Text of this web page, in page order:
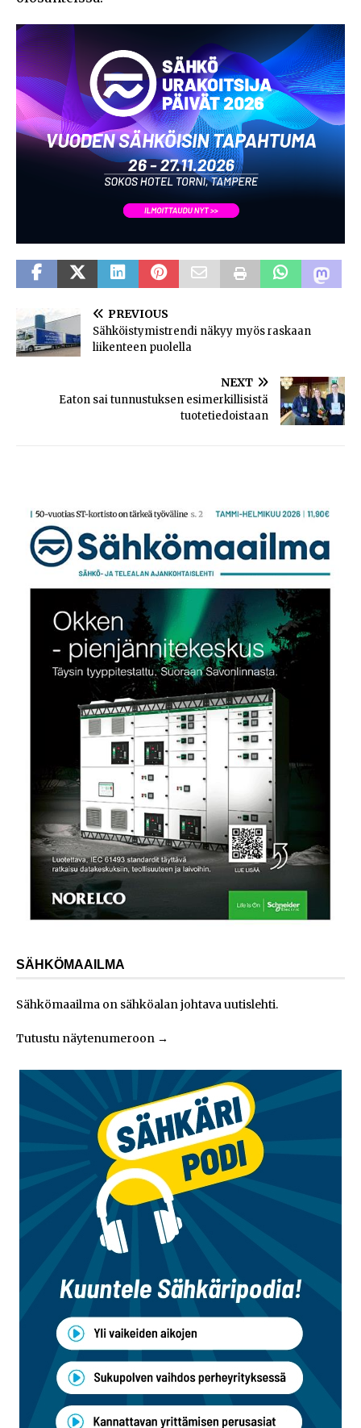
PREVIOUS
Sähköistymistrendi näkyy myös raskaan
liikenteen puolella
NEXT
Eaton sai tunnustuksen esimerkillisistä
tuotetiedoistaan
SÄHKÖMAAILMA
Sähkömaailma on sähköalan johtava uutislehti.
Tutustu näytenumeroon →